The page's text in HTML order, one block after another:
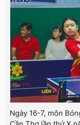
Ngày 16-7, môn